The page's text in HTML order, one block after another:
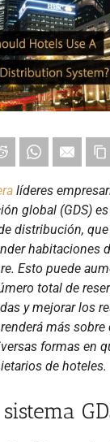
líderes
global (GDS)
distribución,
habitaciones
Esto puede
total de
y mejorar los
más sobre
formas en
de hoteles.